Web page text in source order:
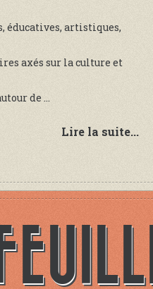
éducatives, artistiques,
axés sur la culture et
de ...
Lire la suite...